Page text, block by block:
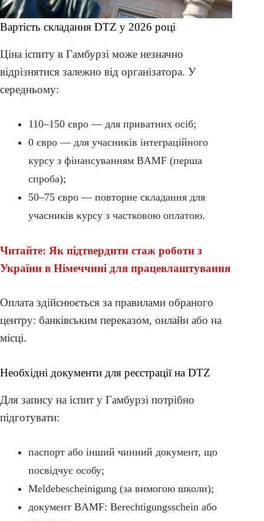
Вартість складання DTZ у 2026 році
Ціна іспиту в Гамбурзі може незначно
відрізнятися залежно від організатора. У
середньому:
110–150 євро — для приватних осіб;
0 євро — для учасників інтеграційного
курсу з фінансуванням BAMF (перша
спроба);
50–75 євро — повторне складання для
учасників курсу з частковою оплатою.
Читайте: Як підтвердити стаж роботи з
України в Німеччині для працевлаштування
Оплата здійснюється за правилами обраного
центру: банківським переказом, онлайн або на
місці.
Необхідні документи для реєстрації на DTZ
Для запису на іспит у Гамбурзі потрібно
підготувати:
паспорт або інший чинний документ, що
посвідчує особу;
Meldebescheinigung (за вимогою школи);
документ BAMF: Berechtigungsschein або